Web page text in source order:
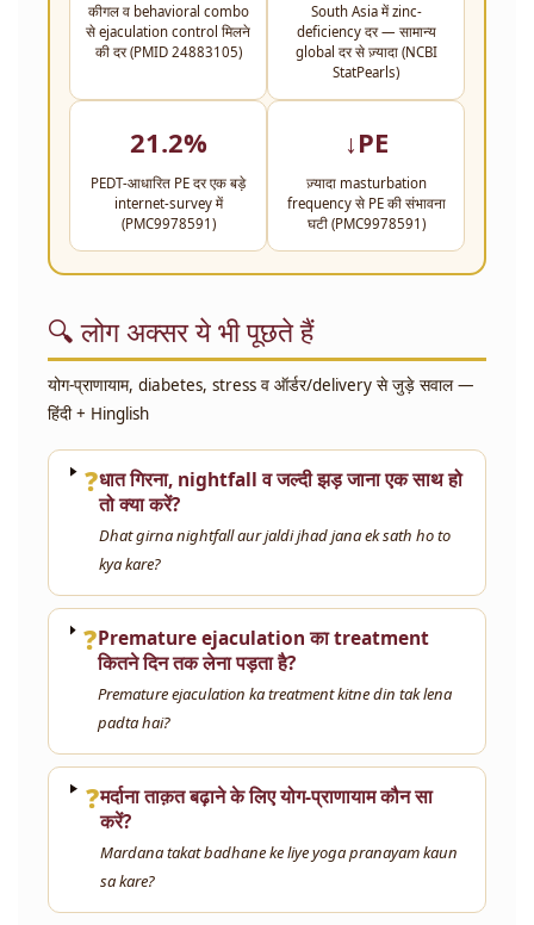
कीगल व behavioral combo
से ejaculation control मिलने
की दर (PMID 24883105)
South Asia में zinc-
deficiency दर — सामान्य
global दर से ज़्यादा (NCBI
StatPearls)
21.2%
PEDT-आधारित PE दर एक बड़े
internet-survey में
(PMC9978591)
↓PE
ज़्यादा masturbation
frequency से PE की संभावना
घटी (PMC9978591)
🔍 लोग अक्सर ये भी पूछते हैं
योग-प्राणायाम, diabetes, stress व ऑर्डर/delivery से जुड़े सवाल —
हिंदी + Hinglish
❓धात गिरना, nightfall व जल्दी झड़ जाना एक साथ हो
तो क्या करें?
Dhat girna nightfall aur jaldi jhad jana ek sath ho to
kya kare?
❓Premature ejaculation का treatment
कितने दिन तक लेना पड़ता है?
Premature ejaculation ka treatment kitne din tak lena
padta hai?
❓मर्दाना ताक़त बढ़ाने के लिए योग-प्राणायाम कौन सा
करें?
Mardana takat badhane ke liye yoga pranayam kaun
sa kare?